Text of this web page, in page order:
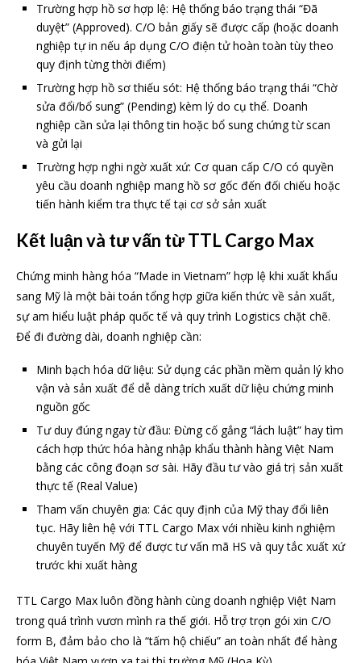
Trường hợp hồ sơ hợp lệ: Hệ thống báo trạng thái “Đã
duyệt” (Approved). C/O bản giấy sẽ được cấp (hoặc doanh
nghiệp tự in nếu áp dụng C/O điện tử hoàn toàn tùy theo
quy định từng thời điểm)
Trường hợp hồ sơ thiếu sót: Hệ thống báo trạng thái “Chờ
sửa đổi/bổ sung” (Pending) kèm lý do cụ thể. Doanh
nghiệp cần sửa lại thông tin hoặc bổ sung chứng từ scan
và gửi lại
Trường hợp nghi ngờ xuất xứ: Cơ quan cấp C/O có quyền
yêu cầu doanh nghiệp mang hồ sơ gốc đến đối chiếu hoặc
tiến hành kiểm tra thực tế tại cơ sở sản xuất
Kết luận và tư vấn từ TTL Cargo Max
Chứng minh hàng hóa “Made in Vietnam” hợp lệ khi xuất khẩu
sang Mỹ là một bài toán tổng hợp giữa kiến thức về sản xuất,
sự am hiểu luật pháp quốc tế và quy trình Logistics chặt chẽ.
Để đi đường dài, doanh nghiệp cần:
Minh bạch hóa dữ liệu: Sử dụng các phần mềm quản lý kho
vận và sản xuất để dễ dàng trích xuất dữ liệu chứng minh
nguồn gốc
Tư duy đúng ngay từ đầu: Đừng cố gắng “lách luật” hay tìm
cách hợp thức hóa hàng nhập khẩu thành hàng Việt Nam
bằng các công đoạn sơ sài. Hãy đầu tư vào giá trị sản xuất
thực tế (Real Value)
Tham vấn chuyên gia: Các quy định của Mỹ thay đổi liên
tục. Hãy liên hệ với TTL Cargo Max với nhiều kinh nghiệm
chuyên tuyến Mỹ để được tư vấn mã HS và quy tắc xuất xứ
trước khi xuất hàng
TTL Cargo Max luôn đồng hành cùng doanh nghiệp Việt Nam
trong quá trình vươn mình ra thế giới. Hỗ trợ trọn gói xin C/O
form B, đảm bảo cho là “tấm hộ chiếu” an toàn nhất để hàng